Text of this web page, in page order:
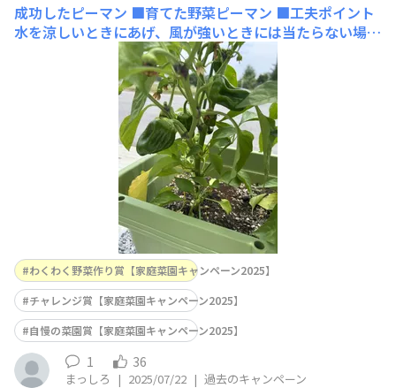
成功したピーマン ■育てた野菜ピーマン ■工夫ポイント
水を涼しいときにあげ、風が強いときには当たらない場所
に避けたりしながら育てました。 ■感想普段は苦いとい
う、子どもに家で収穫したピーマンを食べさせたら、喜ん
で食べてくれました。自分で育てるとまた変わるんだと実
わくわく野菜作り賞【家庭菜園キャンペーン2025】
チャレンジ賞【家庭菜園キャンペーン2025】
自慢の菜園賞【家庭菜園キャンペーン2025】
1 36
まっしろ | 2025/07/22 | 過去のキャンペーン